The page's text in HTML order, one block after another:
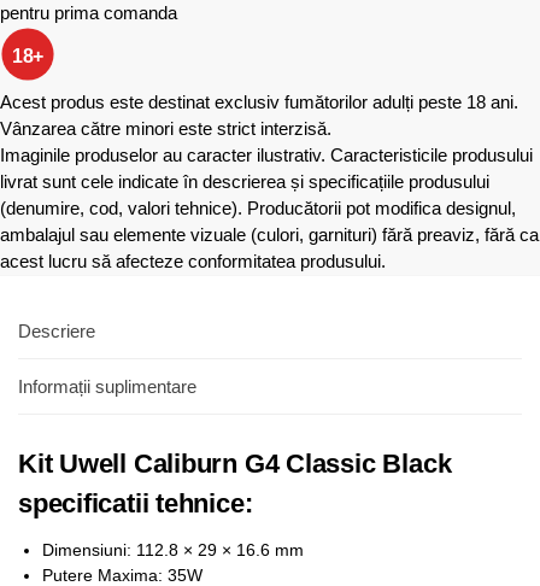
pentru prima comanda
18+
Acest produs este destinat exclusiv fumătorilor adulți peste 18 ani.
Vânzarea către minori este strict interzisă.
Imaginile produselor au caracter ilustrativ. Caracteristicile produsului
livrat sunt cele indicate în descrierea și specificațiile produsului
(denumire, cod, valori tehnice). Producătorii pot modifica designul,
ambalajul sau elemente vizuale (culori, garnituri) fără preaviz, fără ca
acest lucru să afecteze conformitatea produsului.
Descriere
Informații suplimentare
Kit Uwell Caliburn G4 Classic Black
specificatii tehnice:
Dimensiuni: 112.8 × 29 × 16.6 mm
Putere Maxima: 35W